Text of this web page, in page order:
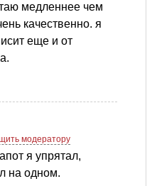
медленнее чем
качественно. я
еще и от
модератору
я упрятал,
на одном.